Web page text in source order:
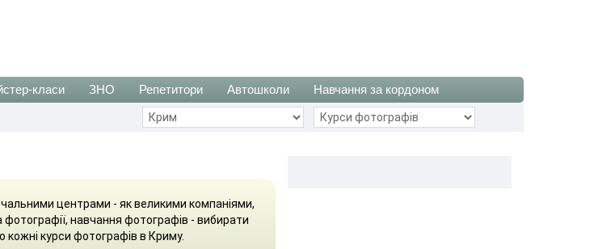
класи ЗНО Репетитори Автошколи Навчання за кордоном
центрами - як великими компаніями,
навчання фотографів - вибирати
курси фотографів в Криму.